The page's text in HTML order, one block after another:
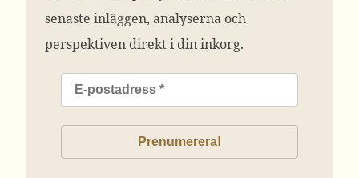
senaste inläggen, analyserna och
perspektiven direkt i din inkorg.